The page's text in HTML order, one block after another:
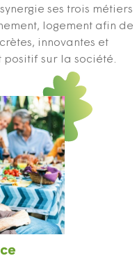
ses trois métiers
logement afin de
innovantes et
sur la société.